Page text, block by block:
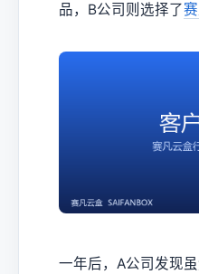
品，B公司则选择了
一年后，A公司发现